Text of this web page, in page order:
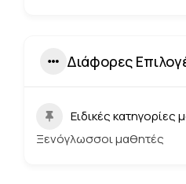
Διάφορες
Ειδικές κατηγορίες
Ξενόγλωσσοι μαθητές